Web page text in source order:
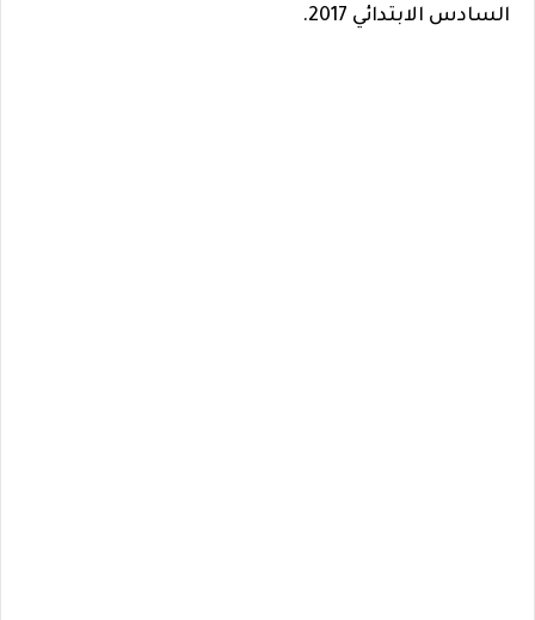
السادس الابتدائي 2017.